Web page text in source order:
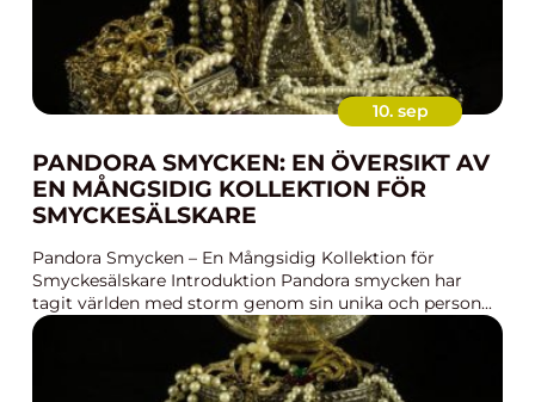
10. sep
PANDORA SMYCKEN: EN ÖVERSIKT AV
EN MÅNGSIDIG KOLLEKTION FÖR
SMYCKESÄLSKARE
Pandora Smycken – En Mångsidig Kollektion för
Smyckesälskare Introduktion Pandora smycken har
tagit världen med storm genom sin unika och person...